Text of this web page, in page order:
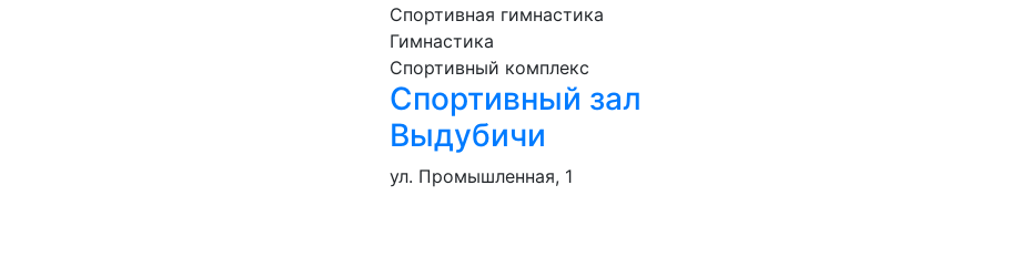
Спортивная гимнастика
Гимнастика
Спортивный комплекс
Спортивный зал
Выдубичи
ул. Промышленная, 1